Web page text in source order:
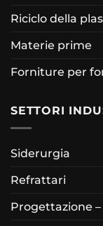
Riciclo della
Materie prime
Forniture per
SETTORI
Siderurgia
Refrattari
Progettazione